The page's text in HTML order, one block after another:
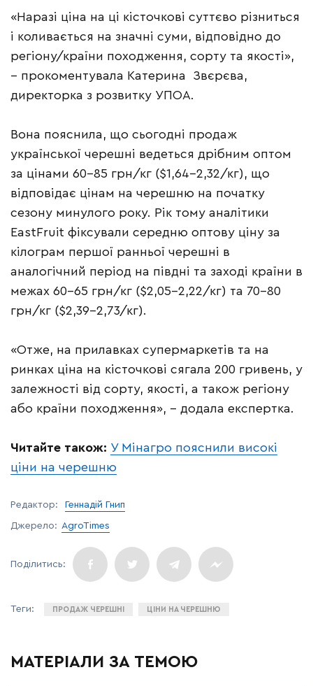
«Наразі ціна на ці кісточкові суттєво різниться
і коливається на значні суми, відповідно до
регіону/країни походження, сорту та якості»,
– прокоментувала Катерина Звєрєва,
директорка з розвитку УПОА.
Вона пояснила, що сьогодні продаж
української черешні ведеться дрібним оптом
за цінами 60-85 грн/кг ($1,64-2,32/кг), що
відповідає цінам на черешню на початку
сезону минулого року. Рік тому аналітики
EastFruit фіксували середню оптову ціну за
кілограм першої ранньої черешні в
аналогічний період на півдні та заході країни в
межах 60−65 грн/кг ($2,05−2,22/кг) та 70−80
грн/кг ($2,39−2,73/кг).
«Отже, на прилавках супермаркетів та на
ринках ціна на кісточкові сягала 200 гривень, у
залежності від сорту, якості, а також регіону
або країни походження», – додала експертка.
Читайте також: У Мінагро пояснили високі
ціни на черешню
Редактор: Геннадій Гнип
Джерело: AgroTimes
ПРОДАЖ ЧЕРЕШНІ ЦІНИ НА ЧЕРЕШНЮ
МАТЕРІАЛИ ЗА ТЕМОЮ